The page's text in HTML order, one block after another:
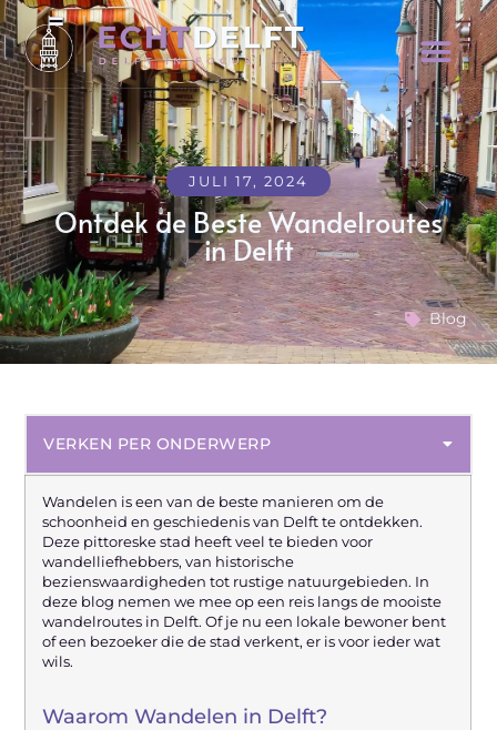
JULI 17, 2024
Ontdek de Beste Wandelroutes
in Delft
Blog
Wandelen is een van de beste manieren om de
schoonheid en geschiedenis van Delft te ontdekken.
Deze pittoreske stad heeft veel te bieden voor
wandelliefhebbers, van historische
bezienswaardigheden tot rustige natuurgebieden. In
deze blog nemen we mee op een reis langs de mooiste
wandelroutes in Delft. Of je nu een lokale bewoner bent
of een bezoeker die de stad verkent, er is voor ieder wat
wils.
Waarom Wandelen in Delft?
VERKEN PER ONDERWERP